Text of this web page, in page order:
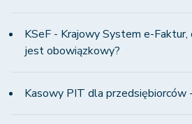
KSeF - Krajowy System e-
jest obowiązkowy?
Kasowy PIT dla